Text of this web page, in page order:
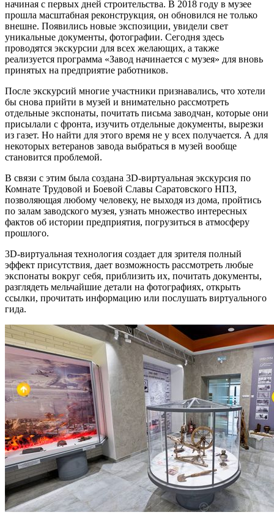
начиная с первых дней строительства. В 2018 году в музее
прошла масштабная реконструкция, он обновился не только
внешне. Появились новые экспозиции, увидели свет
уникальные документы, фотографии. Сегодня здесь
проводятся экскурсии для всех желающих, а также
реализуется программа «Завод начинается с музея» для вновь
принятых на предприятие работников.
После экскурсий многие участники признавались, что хотели
бы снова прийти в музей и внимательно рассмотреть
отдельные экспонаты, почитать письма заводчан, которые они
присылали с фронта, изучить отдельные документы, вырезки
из газет. Но найти для этого время не у всех получается. А для
некоторых ветеранов завода выбраться в музей вообще
становится проблемой.
В связи с этим была создана 3D-виртуальная экскурсия по
Комнате Трудовой и Боевой Славы Саратовского НПЗ,
позволяющая любому человеку, не выходя из дома, пройтись
по залам заводского музея, узнать множество интересных
фактов об истории предприятия, погрузиться в атмосферу
прошлого.
3D-виртуальная технология создает для зрителя полный
эффект присутствия, дает возможность рассмотреть любые
экспонаты вокруг себя, приблизить их, почитать документы,
разглядеть мельчайшие детали на фотографиях, открыть
ссылки, прочитать информацию или послушать виртуального
гида.